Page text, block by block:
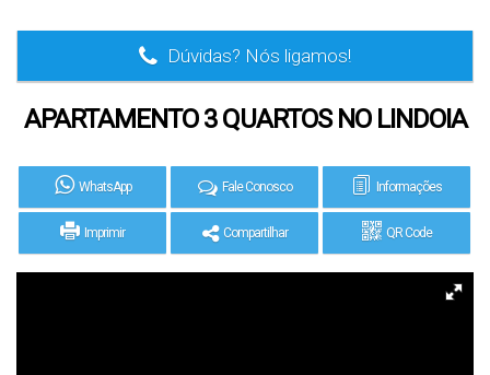
Dúvidas? Nós ligamos!
APARTAMENTO 3 QUARTOS NO LINDOIA
WhatsApp Fale Conosco Informações
Imprimir Compartilhar QR Code